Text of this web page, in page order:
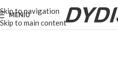
Skip to navigation
Skip to main content
MENIU